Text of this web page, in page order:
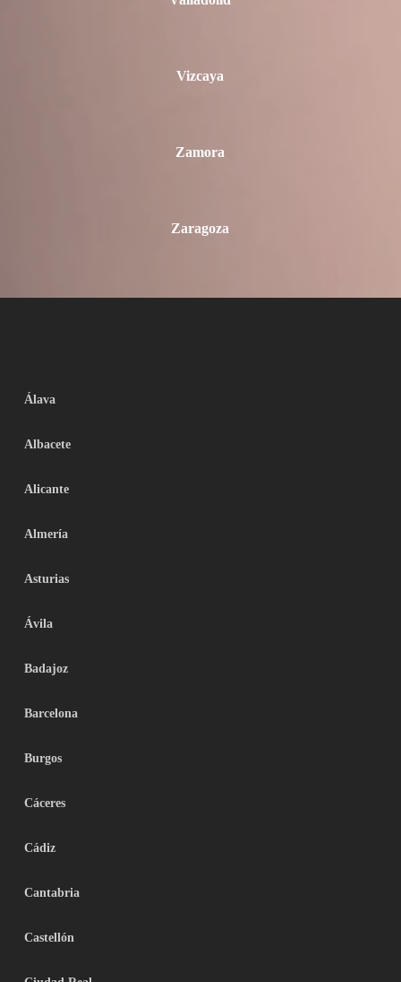
Vizcaya
Zamora
Zaragoza
Álava
Albacete
Alicante
Almería
Asturias
Ávila
Badajoz
Barcelona
Burgos
Cáceres
Cádiz
Cantabria
Castellón